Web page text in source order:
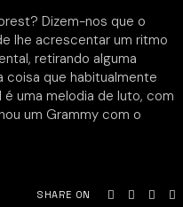
Dizem-nos que o
lhe acrescentar um ritmo
retirando alguma
coisa que habitualmente
uma melodia de luto, com
um Grammy com o
SHARE ON